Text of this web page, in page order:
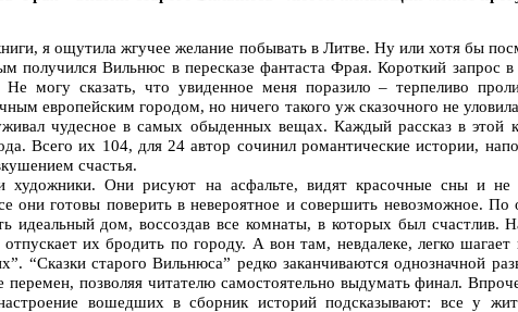
я ощутила жгучее желание побывать в Литве. Ну или хотя бы
получился Вильнюс в пересказе фантаста Фрая. Короткий запрос
могу сказать, что увиденное меня поразило – терпеливо
европейским городом, но ничего такого уж сказочного не
чудесное в самых обыденных вещах. Каждый рассказ в этой
Всего их 104, для 24 автор сочинил романтические истории,
счастья.
художники. Они рисуют на асфальте, видят красочные сны и не
они готовы поверить в невероятное и совершить невозможное. По
идеальный дом, воссоздав все комнаты, в которых был счастлив.
их бродить по городу. А вон там, невдалеке, легко
“Сказки старого Вильнюса” редко заканчиваются однозначной
перемен, позволяя читателю самостоятельно выдумать финал.
вошедших в сборник историй подсказывают: все у